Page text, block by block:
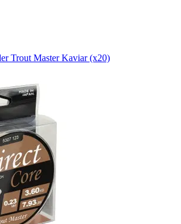
Trout Master Kaviar (x20)